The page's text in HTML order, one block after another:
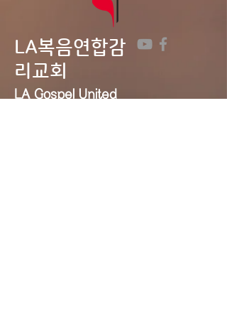
LA복음연합감
리교회
LA Gospel United